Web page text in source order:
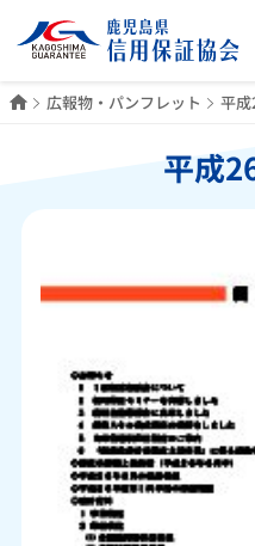
ホーム
広報物・パンフレット 平
平成